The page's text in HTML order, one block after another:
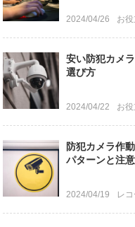
2024/04/26 お
安い防犯カメ
選び方
2024/04/22 お
防犯カメラ作
パターンと注
2024/04/19 レ